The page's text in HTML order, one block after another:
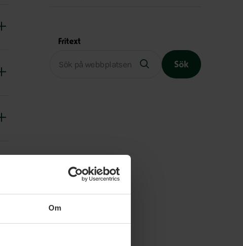
Om
Fritext
Sök